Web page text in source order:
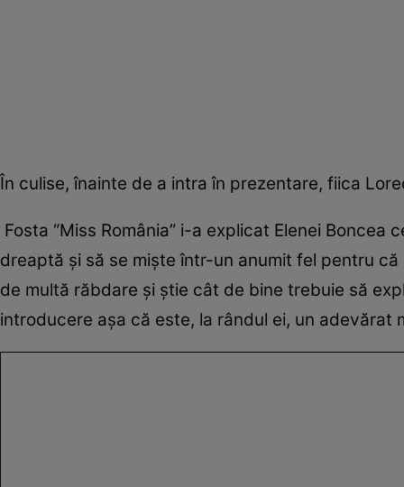
În culise, înainte de a intra în prezentare, fiica
Fosta “Miss România” i-a explicat Elenei
dreaptă și să se miște într-un anumit fel pentru
de multă răbdare și știe cât de bine trebuie să
introducere așa că este, la rândul ei, un